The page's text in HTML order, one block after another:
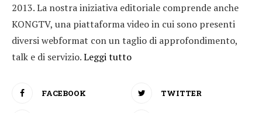
2013. La nostra iniziativa editoriale comprende anche
KONGTV, una piattaforma video in cui sono presenti
diversi webformat con un taglio di approfondimento,
talk e di servizio.Leggi tutto
FACEBOOK TWITTER